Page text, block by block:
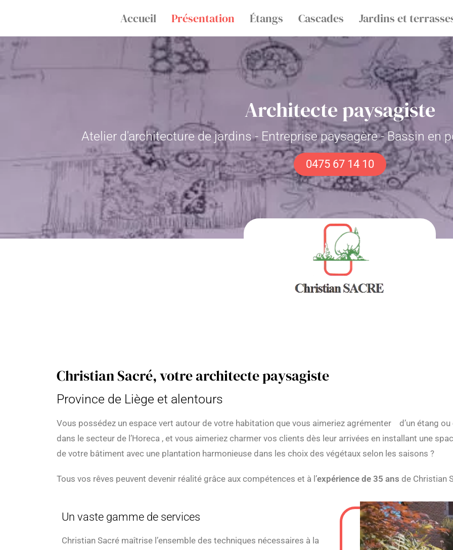
Accueil Présentation Étangs Cascades Jardins et
Architecte paysagiste
Atelier d'architecture de jardins - Entreprise paysagère - Bassin en
0475 67 14 10
Christian Sacré, votre architecte paysagiste
Province de Liège et alentours
Vous possédez un espace vert autour de votre habitation que vous aimeriez agrémenter d’un étang ou
dans le secteur de l’Horeca , et vous aimeriez charmer vos clients dès leur arrivées en installant une
de votre bâtiment avec une plantation harmonieuse dans les choix des
Tous vos rêves peuvent devenir réalité grâce aux compétences et à l’expérience de 35 ans de Christian
Un vaste gamme de services
Christian Sacré maîtrise l’ensemble des techniques nécessaires à la